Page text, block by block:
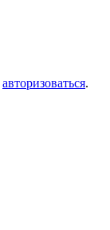
авторизоваться.